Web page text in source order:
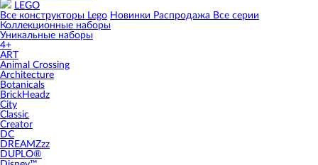
LEGO
Все конструкторы Lego Новинки Распродажа Все серии
Коллекционные наборы
Уникальные наборы
4+
ART
Animal Crossing
Architecture
Botanicals
BrickHeadz
City
Classic
Creator
DC
DREAMZzz
DUPLO®